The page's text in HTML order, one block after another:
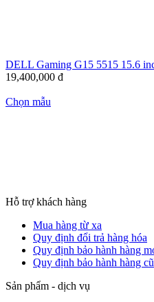
DELL Gaming G15 5515 15.6
19,400,000 đ
Chọn mẫu
Hỗ trợ khách hàng
Mua hàng từ xa
Quy định đổi trả hàng hóa
Quy định bảo hành hàng
Quy định bảo hành hàng cũ
Sản phẩm - dịch vụ